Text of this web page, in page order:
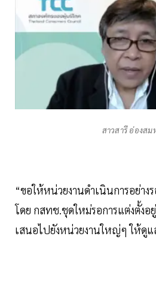
สาวสารี อ่องสม
“ขอให้หน่วยงานดำเนินการอย่าง
โดย กสทช.ชุดใหม่รอการแต่งตั้ง
เสนอไปยังหน่วยงานใหญ่ๆ ให้ดูแ